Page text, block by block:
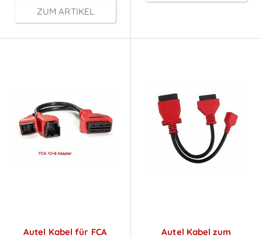
ZUM ARTIKEL
Autel Kabel für FCA
Autel Kabel zum